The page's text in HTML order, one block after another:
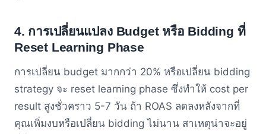
4. การเปลี่ยนแปลง Budget หรือ Bidding ที่
Reset Learning Phase
การเปลี่ยน budget มากกว่า 20% หรือเปลี่ยน bidding
strategy จะ reset learning phase ซึ่งทำให้ cost per
result สูงชั่วคราว 5-7 วัน ถ้า ROAS ลดลงหลังจากที่
คุณเพิ่มงบหรือเปลี่ยน bidding ไม่นาน สาเหตุน่าจะอยู่